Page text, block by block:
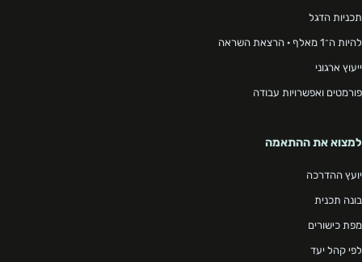
תכניות הדגל
להיות ה־1 מאלף · הרצאת השראה
ייעוץ ארגוני
פורמטים ואפשרויות עבודה
למצוא את ההתאמה
יועץ ההדרכה
בונה תכנית
מפת כישורים
לפי קהל יעד